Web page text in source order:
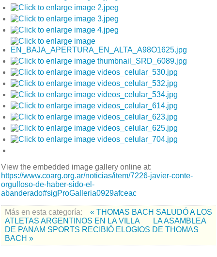
View the embedded image gallery online at:
https://www.coarg.org.ar/noticias/item/7226-javier-conte-
orgulloso-de-haber-sido-el-
abanderado#sigProGalleria0929afceac
Más en esta categoría:
« THOMAS BACH SALUDÓ A LOS
ATLETAS ARGENTINOS EN LA VILLA
LA ASAMBLEA
DE PANAM SPORTS RECIBIÓ ELOGIOS DE THOMAS
BACH »